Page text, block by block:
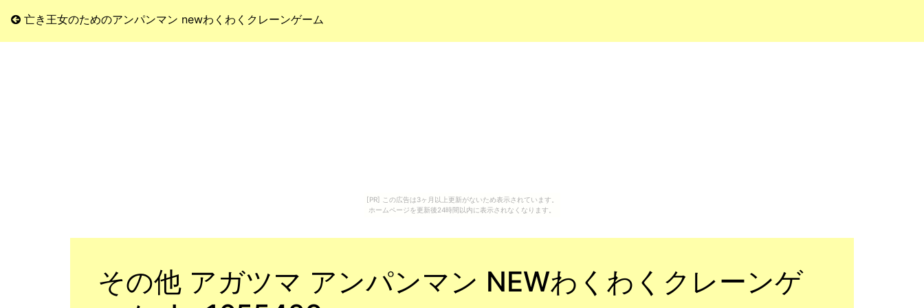
[PR] この広告は3ヶ月以上更新がないため表示されています。
ホームページを更新後24時間以内に表示されなくなります。
亡き王女のためのアンパンマン newわくわくクレーンゲーム
その他 アガツマ アンパンマン NEWわくわくクレーンゲ